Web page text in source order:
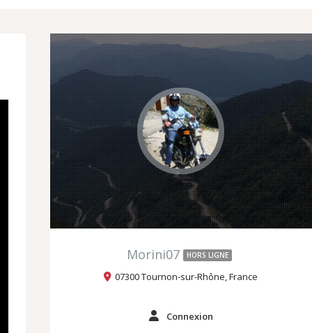
Morini07 HORS LIGNE
07300 Tournon-sur-Rhône, France
Connexion